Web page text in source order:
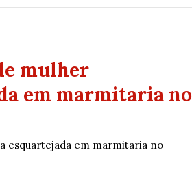
mulher
em marmitaria no
esquartejada em marmitaria no